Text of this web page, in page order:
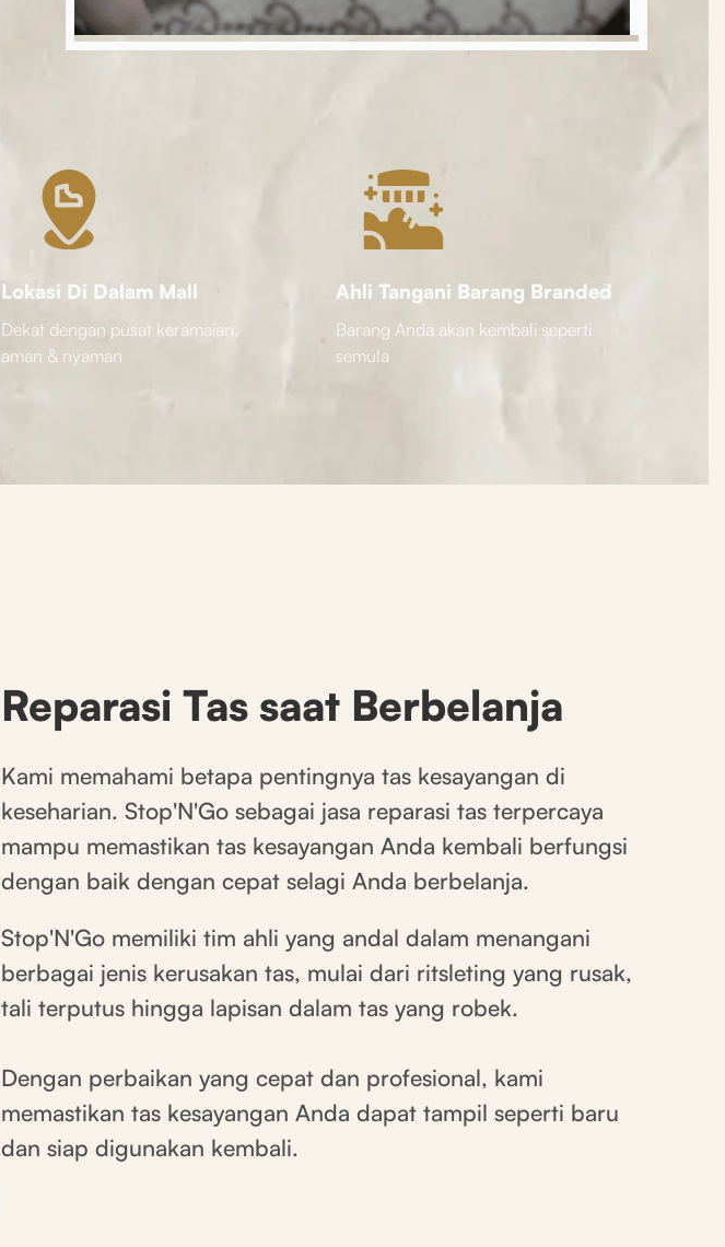
Lokasi Di Dalam Mall
Dekat dengan pusat keramaian,
aman & nyaman
Ahli Tangani Barang Branded
Barang Anda akan kembali seperti
semula
Reparasi Tas saat Berbelanja
Kami memahami betapa pentingnya tas kesayangan di
keseharian. Stop'N'Go sebagai jasa reparasi tas terpercaya
mampu memastikan tas kesayangan Anda kembali berfungsi
dengan baik dengan cepat selagi Anda berbelanja.
Stop'N'Go memiliki tim ahli yang andal dalam menangani
berbagai jenis kerusakan tas, mulai dari ritsleting yang rusak,
tali terputus hingga lapisan dalam tas yang robek.
Dengan perbaikan yang cepat dan profesional, kami
memastikan tas kesayangan Anda dapat tampil seperti baru
dan siap digunakan kembali.